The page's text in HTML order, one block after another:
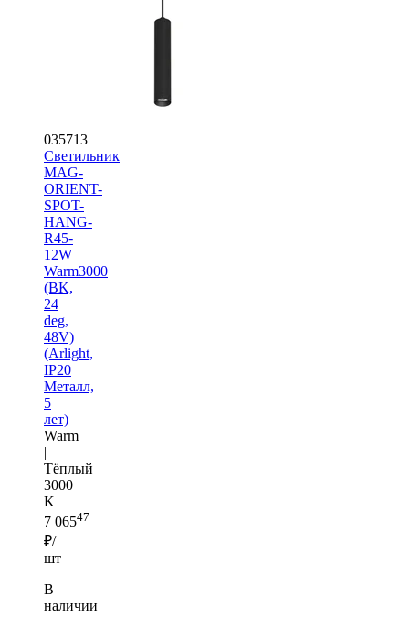
035713
Светильник
MAG-
ORIENT-
SPOT-
HANG-
R45-
12W
Warm3000
(BK,
24
deg,
48V)
(Arlight,
IP20
Металл,
5
лет)
Warm
|
Тёплый
3000
K
7 06547
₽/
шт
В
наличии